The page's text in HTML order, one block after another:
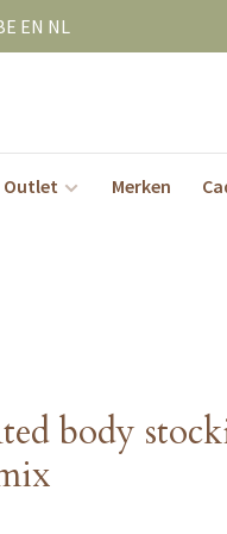
EN NL
Outlet Merken
body